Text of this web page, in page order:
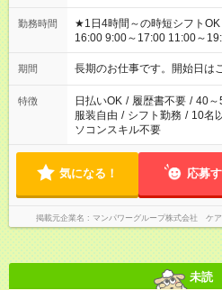
勤務時間
★1日4時間～の時短シフトOK ★スタート時間選べます！ 7:00～
16:00 9:00～17:00 11:00～19:00 など
場合、他のお仕事と合わせ週
ん ※法令に基づき、週20時間
短時間・短期間の就業はご案
期間 長期のお仕事です。開始日
特徴 日払いOK / 履歴書不要 / 40～
服装自由 / シフト勤務 / 10名
ソコンスキル不要
気になる！ 応募
掲載元企業名 マンパワーグループ株式会社 ケ
未読